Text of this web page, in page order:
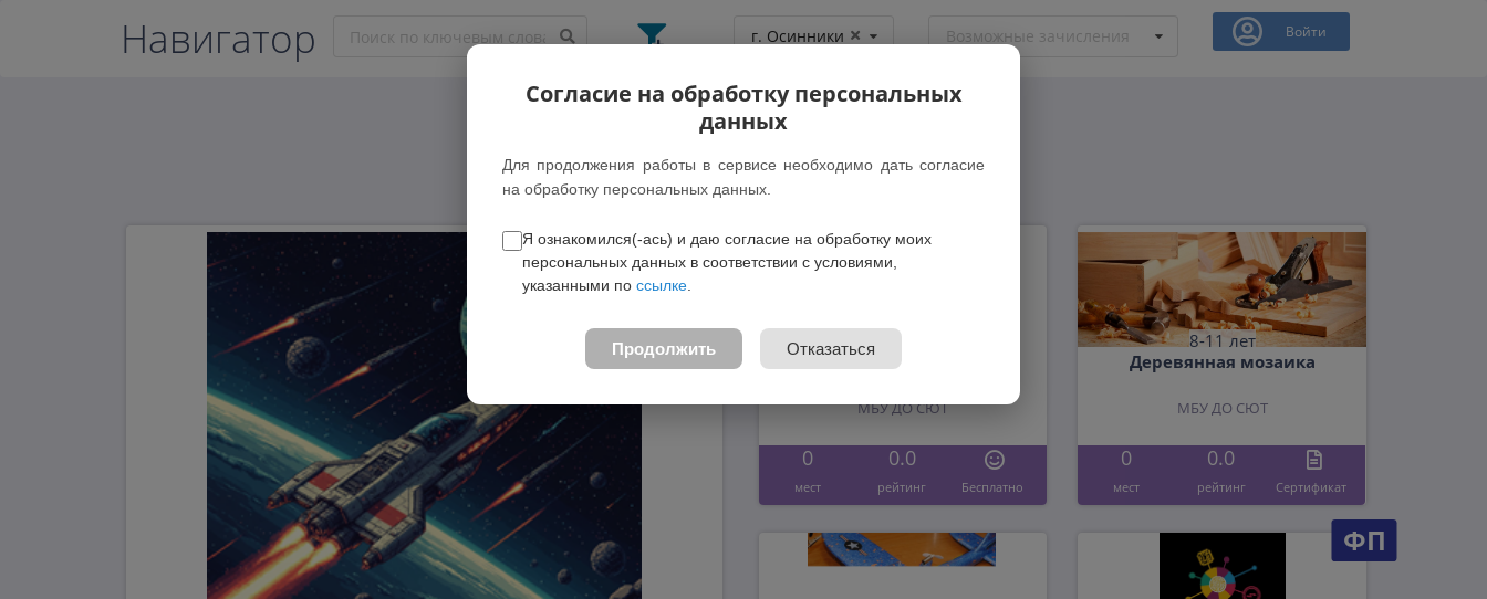
Навигатор г. Осинники Возможные зачисления Войти
Топ-5 новых программ
10-13 лет
Умелые руки
МБУ ДО СЮТ
0 0.0
мест рейтинг Бесплатно
8-11 лет
Деревянная мозаика
МБУ ДО СЮТ
0 0.0
мест рейтинг Cертификат
ФП
Согласие на обработку персональных
данных
Для продолжения работы в сервисе необходимо дать согласие
на обработку персональных данных.
Я ознакомился(-ась) и даю согласие на обработку моих
персональных данных в соответствии с условиями,
указанными по ссылке
Продолжить Отказаться